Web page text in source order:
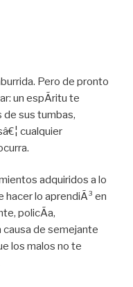
Pero de pronto
un espÃ­ritu te
sus tumbas,
cualquier
adquiridos a lo
hacer lo aprendiÃ³ en
policÃ­a,
causa de semejante
los malos no te